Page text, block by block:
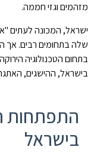
מזהמים וגזי חממה.
ישראל, המכונה לעתים
שלה בתחומים רבים. אך
בתחום הטכנולוגיה
בישראל, ההישגים,
התפתחות
בישראל